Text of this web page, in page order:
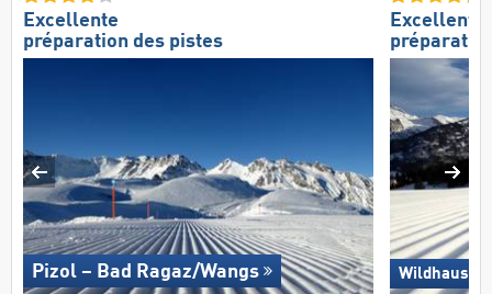
Excellente
préparation des pistes
Pizol – Bad Ragaz/​Wangs
Excellente
Wildhaus –